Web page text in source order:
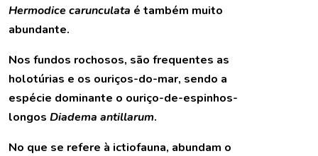
Hermodice carunculata é também muito
abundante.
Nos fundos rochosos, são frequentes as
holotúrias e os ouriços-do-mar, sendo a
espécie dominante o ouriço-de-espinhos-
longos Diadema antillarum.
No que se refere à ictiofauna, abundam o